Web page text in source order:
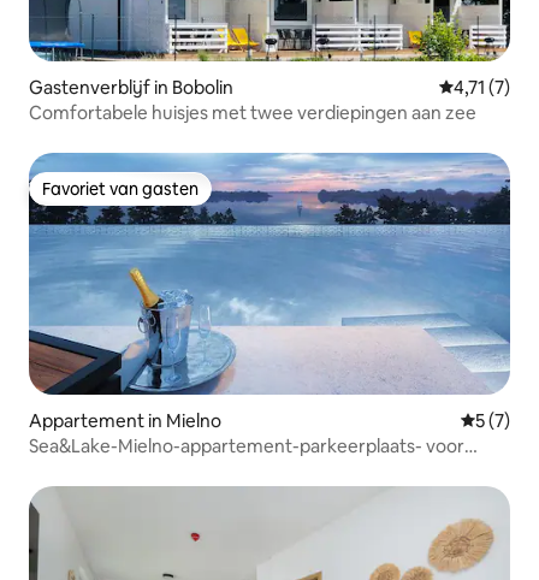
Gastenverblijf in Bobolin
4,71 (7)
Comfortabele huisjes met twee verdiepingen aan zee
Favoriet van gasten
Favoriet van gasten
Appartement in Mielno
5 (7)
Sea&Lake-Mielno-appartement-parkeerplaats- voor